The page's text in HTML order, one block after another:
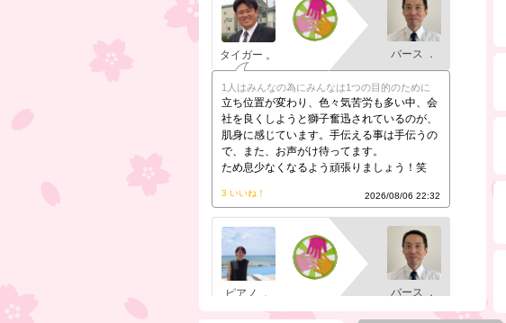
タイガー 。 バース ．
1人はみんなの為にみんなは1つの目的のために
立ち位置が変わり、色々気苦労も多い中、会
社を良くしようと獅子奮迅されているのが、
肌身に感じています。手伝える事は手伝うの
で、また、お声がけ待ってます。
ため息少なくなるよう頑張りましょう！笑
3 いいね！ 2026/08/06 22:32
ピアノ ． バース ．